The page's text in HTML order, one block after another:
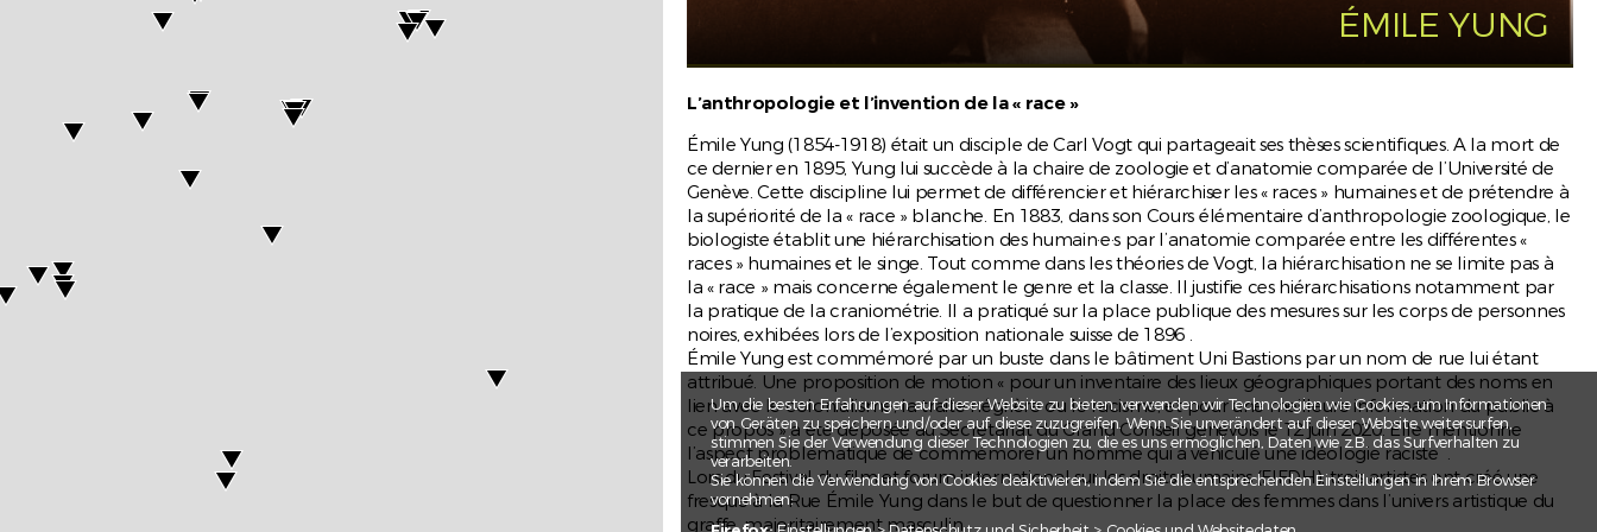
Vermittler:innen adoptiert. Argumentiert
Standplatz Thal SG
Fehlende Stand- und Durchgangsplätze
Der Kanton St. Gallen plante 2008 erstmals
zwei Durchgangsplätze für Jenische und
Sinti in Thal und Gossau. 2014 lehnte jedoch
das Stimmvolk und der Gemeinderat in ...
Le « bal nègre » de Saint-Maurice
ÉMILE YUNG
L’anthropologie et l’invention de la « race »
Émile Yung (1854-1918) était un disciple de Carl Vogt qui partageait ses thèses scientifiques. A la mort de
ce dernier en 1895, Yung lui succède à la chaire de zoologie et d’anatomie comparée de l’Université de
Genève. Cette discipline lui permet de différencier et hiérarchiser les « races » humaines et de prétendre à
la supériorité de la « race » blanche. En 1883, dans son Cours élémentaire d’anthropologie zoologique, le
biologiste établit une hiérarchisation des humain·e·s par l’anatomie comparée entre les différentes «
races » humaines et le singe. Tout comme dans les théories de Vogt, la hiérarchisation ne se limite pas à
la « race » mais concerne également le genre et la classe. Il justifie ces hiérarchisations notamment par
la pratique de la craniométrie. Il a pratiqué sur la place publique des mesures sur les corps de personnes
noires, exhibées lors de l’exposition nationale suisse de 1896 .
Émile Yung est commémoré par un buste dans le bâtiment Uni Bastions par un nom de rue lui étant
attribué. Une proposition de motion « pour un inventaire des lieux géographiques portant des noms en
lien avec le colonialisme, la traite négrière ou le racisme, et pour une meilleure information du public à
ce propos » a été déposée au Secrétariat du Grand Conseil genevois le 12 juin 2020. Elle mentionne
l’aspect problématique de commémorer un homme qui a véhiculé une idéologie raciste .
Lors du Festival du film et forum international sur les droits humains (FIFDH), trois artistes ont créé une
fresque à la Rue Émile Yung dans le but de questionner la place des femmes dans l’univers artistique du
graffe, majoritairement masculin .
Um die besten Erfahrungen auf dieser Website zu bieten, verwenden wir Technologien wie Cookies, um Informationen
von Geräten zu speichern und/oder auf diese zuzugreifen. Wenn Sie unverändert auf dieser Website weitersurfen,
stimmen Sie der Verwendung dieser Technologien zu, die es uns ermöglichen, Daten wie z.B. das Surfverhalten zu
verarbeiten.
Sie können die Verwendung von Cookies deaktivieren, indem Sie die entsprechenden Einstellungen in Ihrem Browser
vornehmen: